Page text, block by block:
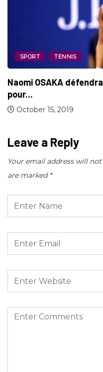
SPORT TENNIS
Naomi OSAKA
pour...
October 15, 2019
Leave a Reply
Your email address will
are marked *